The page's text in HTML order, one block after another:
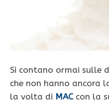
Si contano ormai sulle
che non hanno ancora
la volta di MAC con la